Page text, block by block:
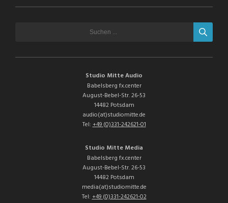
Studio Mitte Audio
Babelsberg fx.center
August-Bebel-Str. 26-53
14482 Potsdam
audio(at)studiomitte.de
Tel:+49 (0)331-242621-01
Studio Mitte Media
Babelsberg fx.center
August-Bebel-Str. 26-53
14482 Potsdam
media(at)studiomitte.de
Tel:+49 (0)331-242621-02